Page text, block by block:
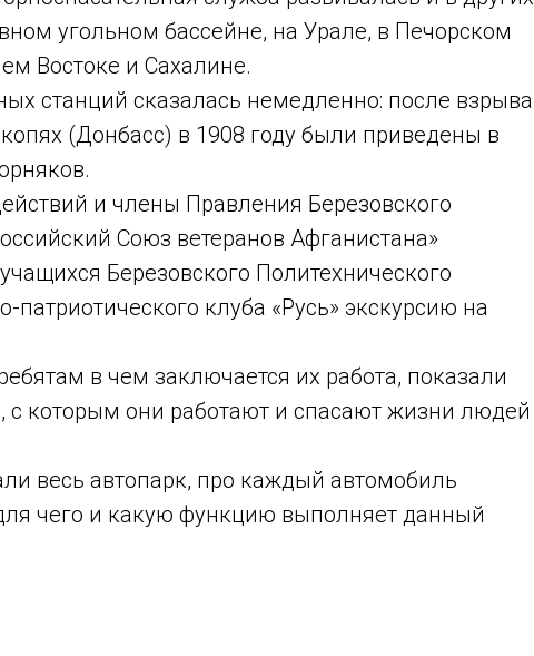
угольном бассейне, на Урале, в Печорском
Востоке и Сахалине.
станций сказалась немедленно: после взрыва
(Донбасс) в 1908 году были приведены в
и члены Правления Березовского
Союз ветеранов Афганистана»
Березовского Политехнического
патриотического клуба «Русь» экскурсию на
в чем заключается их работа, показали
с которым они работают и спасают жизни людей
весь автопарк, про каждый автомобиль
чего и какую функцию выполняет данный